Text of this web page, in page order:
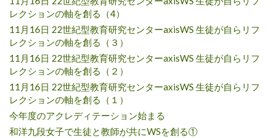
レクションの軸を創る（4）
11月16日 22世紀型教育研究センターaxisWS 生徒が自らリフ
レクションの軸を創る（３）
11月16日 22世紀型教育研究センターaxisWS 生徒が自らリフ
レクションの軸を創る（２）
11月16日 22世紀型教育研究センターaxisWS 生徒が自らリフ
レクションの軸を創る（１）
今年度のアクレディテーション始まる
和洋九段女子で生徒と教師が共にWSを創る①